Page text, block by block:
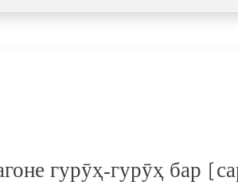
гурӯҳ-гурӯҳ бар